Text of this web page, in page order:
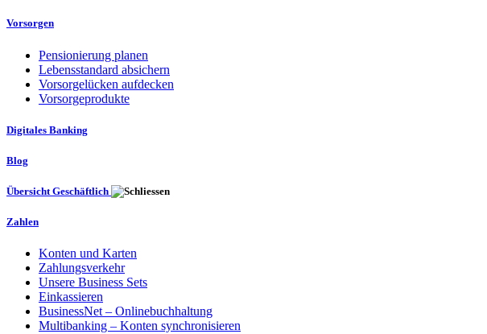
Vorsorgen
Pensionierung planen
Lebensstandard absichern
Vorsorgelücken aufdecken
Vorsorgeprodukte
Digitales Banking
Blog
Übersicht Geschäftlich
Zahlen
Konten und Karten
Zahlungsverkehr
Unsere Business Sets
Einkassieren
BusinessNet – Onlinebuchhaltung
Multibanking – Konten synchronisieren